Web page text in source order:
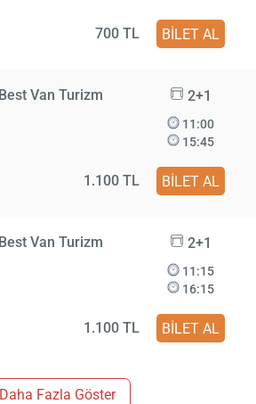
700 TL BİLET AL
Best Van Turizm 2+1
11:00
15:45
1.100 TL BİLET AL
Best Van Turizm 2+1
11:15
16:15
1.100 TL BİLET AL
Daha Fazla Göster